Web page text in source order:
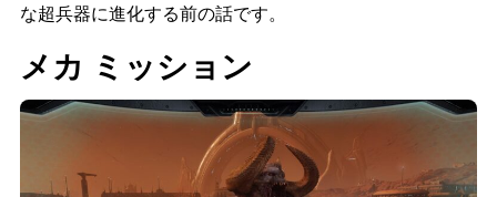
な超兵器に進化する前の話です。
メカ ミッション